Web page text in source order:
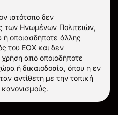
ιστότοπο δεν
των Ηνωμένων Πολιτειών,
ή οποιασδήποτε άλλης
του ΕΟΧ και δεν
χρήση από οποιοδήποτε
ή δικαιοδοσία, όπου η εν
αντίθετη με την τοπική